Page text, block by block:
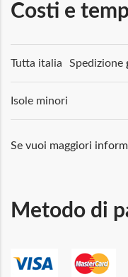
Costi e
Tutta italia Spedizione
Isole minori
Se vuoi maggiori
Metodo di